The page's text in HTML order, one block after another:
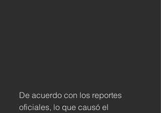
De acuerdo con los reportes
oficiales, lo que causó el